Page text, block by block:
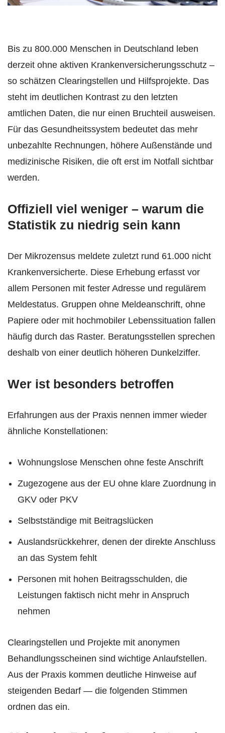
Bis zu 800.000 Menschen in Deutschland leben
derzeit ohne aktiven Krankenversicherungsschutz –
so schätzen Clearingstellen und Hilfsprojekte. Das
steht im deutlichen Kontrast zu den letzten
amtlichen Daten, die nur einen Bruchteil ausweisen.
Für das Gesundheitssystem bedeutet das mehr
unbezahlte Rechnungen, höhere Außenstände und
medizinische Risiken, die oft erst im Notfall sichtbar
werden.
Offiziell viel weniger – warum die
Statistik zu niedrig sein kann
Der Mikrozensus meldete zuletzt rund 61.000 nicht
Krankenversicherte. Diese Erhebung erfasst vor
allem Personen mit fester Adresse und regulärem
Meldestatus. Gruppen ohne Meldeanschrift, ohne
Papiere oder mit hochmobiler Lebenssituation fallen
häufig durch das Raster. Beratungsstellen sprechen
deshalb von einer deutlich höheren Dunkelziffer.
Wer ist besonders betroffen
Erfahrungen aus der Praxis nennen immer wieder
ähnliche Konstellationen:
Wohnungslose Menschen ohne feste Anschrift
Zugezogene aus der EU ohne klare Zuordnung in
GKV oder PKV
Selbstständige mit Beitragslücken
Auslandsrückkehrer, denen der direkte Anschluss
an das System fehlt
Personen mit hohen Beitragsschulden, die
Leistungen faktisch nicht mehr in Anspruch
nehmen
Clearingstellen und Projekte mit anonymen
Behandlungsscheinen sind wichtige Anlaufstellen.
Aus der Praxis kommen deutliche Hinweise auf
steigenden Bedarf — die folgenden Stimmen
ordnen das ein.